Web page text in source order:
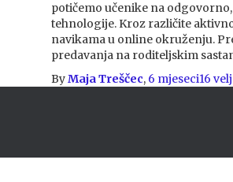
potičemo učenike na
tehnologije. Kroz različite
navikama u online okruženju.
predavanja na roditeljskim
ByMaja Treščec, 6 mjeseci16